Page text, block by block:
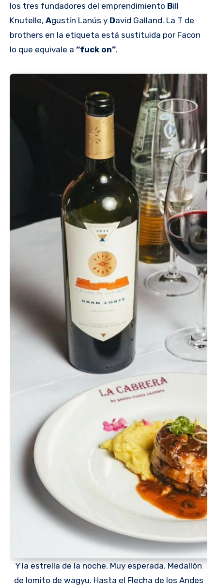
los tres fundadores del emprendimiento Bill
Knutelle, Agustín Lanús y David Galland. La T de
brothers en la etiqueta está sustituida por Facon
lo que equivale a “fuck on”.
Y la estrella de la noche. Muy esperada. Medallón
de lomito de wagyu. Hasta el Flecha de los Andes